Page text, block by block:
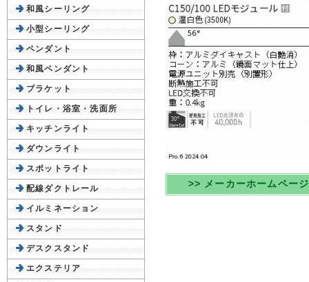
>> メーカーホームペー
和風シーリング
小型シーリング
ペンダント
和風ペンダント
ブラケット
トイレ・浴室・洗面所
キッチンライト
ダウンライト
スポットライト
配線ダクトレール
イルミネーション
スタンド
デスクスタンド
エクステリア